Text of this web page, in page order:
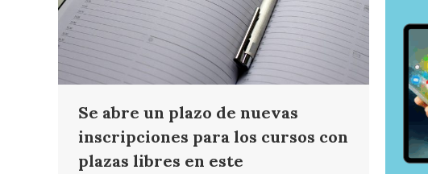
Se abre un plazo de nuevas
inscripciones para los cursos con
plazas libres en este